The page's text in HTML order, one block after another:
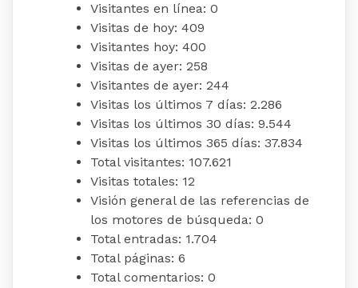
Visitantes en línea: 0
Visitas de hoy: 409
Visitantes hoy: 400
Visitas de ayer: 258
Visitantes de ayer: 244
Visitas los últimos 7 días: 2.286
Visitas los últimos 30 días: 9.544
Visitas los últimos 365 días: 37.834
Total visitantes: 107.621
Visitas totales: 12
Visión general de las referencias de
los motores de búsqueda: 0
Total entradas: 1.704
Total páginas: 6
Total comentarios: 0